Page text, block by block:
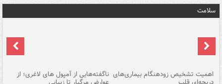
سلامت
اهمیت تشخیص زودهنگام بیماری‌های ناگفته‌هایی از آمپول های لاغری؛ از